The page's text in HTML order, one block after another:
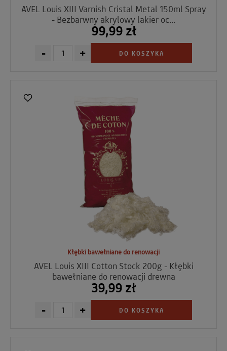
AVEL Louis XIII Varnish Cristal Metal 150ml Spray
- Bezbarwny akrylowy lakier oc...
99,99 zł
- + DO KOSZYKA
Kłębki bawełniane do renowacji
AVEL Louis XIII Cotton Stock 200g - Kłębki
bawełniane do renowacji drewna
39,99 zł
- + DO KOSZYKA